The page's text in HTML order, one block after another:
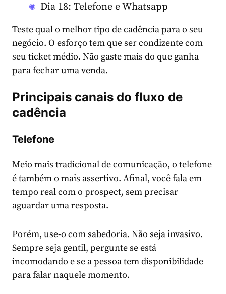
Dia 18: Telefone e Whatsapp
Teste qual o melhor tipo de cadência para o seu
negócio. O esforço tem que ser condizente com
seu ticket médio. Não gaste mais do que ganha
para fechar uma venda.
Principais canais do fluxo de
cadência
Telefone
Meio mais tradicional de comunicação, o telefone
é também o mais assertivo. Afinal, você fala em
tempo real com o prospect, sem precisar
aguardar uma resposta.
Porém, use-o com sabedoria. Não seja invasivo.
Sempre seja gentil, pergunte se está
incomodando e se a pessoa tem disponibilidade
para falar naquele momento.